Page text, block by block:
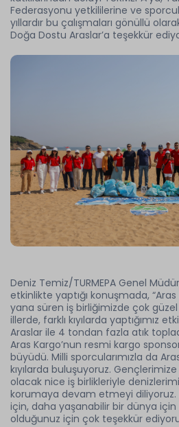
Federasyonu yetkililerine ve
yıllardır bu çalışmaları gönüllü
Doğa Dostu Araslar’a teşekkür
Deniz Temiz/TURMEPA Genel
etkinlikte yaptığı konuşmada, “Aras
yana süren iş birliğimizde çok güzel
illerde, farklı kıyılarda yaptığımız
Araslar ile 4 tondan fazla atık
Aras Kargo’nun resmi kargo
büyüdü. Milli sporcularımızla da
kıyılarda buluşuyoruz.
olacak nice iş birlikleriyle
korumaya devam etmeyi diliyoruz.
için, daha yaşanabilir bir dünya
olduğunuz için çok teşekkür